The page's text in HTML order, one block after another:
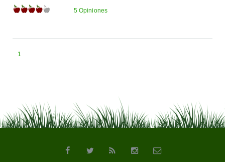
5 Opiniones
1